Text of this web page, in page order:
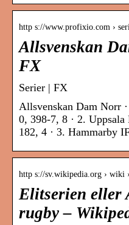
http s://www.profixio.com ›
Allsvenskan
FX
Serier | FX
Allsvenskan Dam Norr
0, 398-7, 8 · 2.
182, 4 · 3. Hammarby
http s://sv.wikipedia.org › wiki
Elitserien eller
rugby –